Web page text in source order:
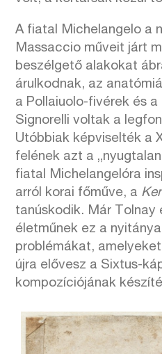
A fiatal Michelangelo a
Massaccio műveit járt
beszélgető alakokat
árulkodnak, az
a Pollaiuolo-fivérek és
Signorelli voltak a
Utóbbiak képviselték a
felének azt a
fiatal Michelangelóra
arról korai főműve, a
tanúskodik. Már Tolnay
életműnek ez a
problémákat,
újra elővesz a Sixtus-
kompozíciójának